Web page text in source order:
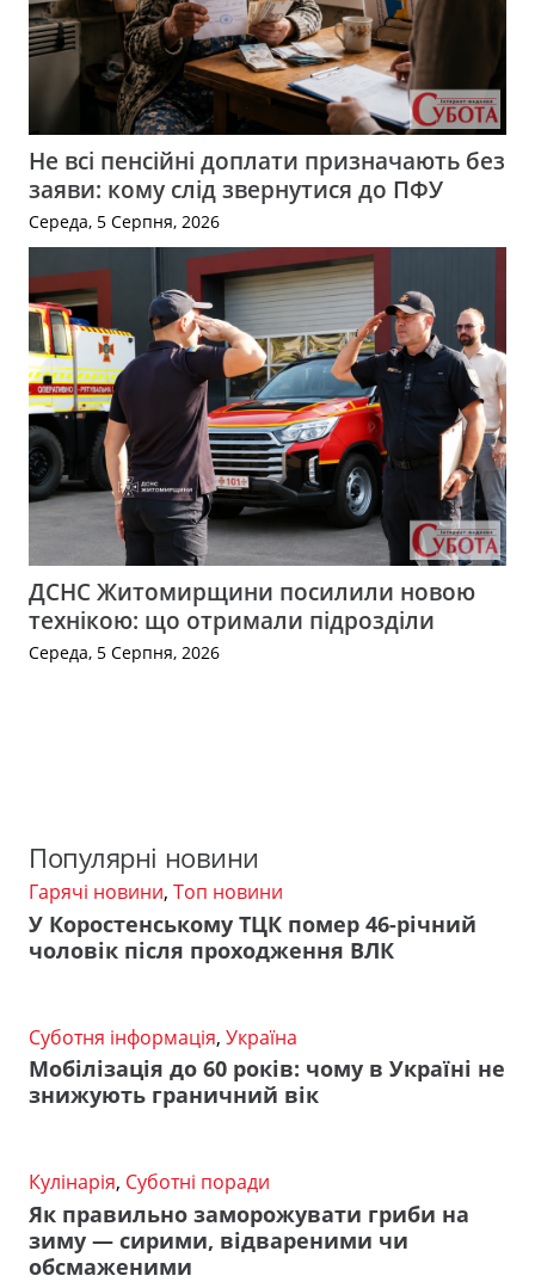
Не всі пенсійні доплати призначають без
заяви: кому слід звернутися до ПФУ
Середа, 5 Серпня, 2026
ДСНС Житомирщини посилили новою
технікою: що отримали підрозділи
Середа, 5 Серпня, 2026
Популярні новини
Гарячі новини, Топ новини
У Коростенському ТЦК помер 46-річний
чоловік після проходження ВЛК
Суботня інформація, Україна
Мобілізація до 60 років: чому в Україні не
знижують граничний вік
Кулінарія, Суботні поради
Як правильно заморожувати гриби на
зиму — сирими, відвареними чи
обсмаженими